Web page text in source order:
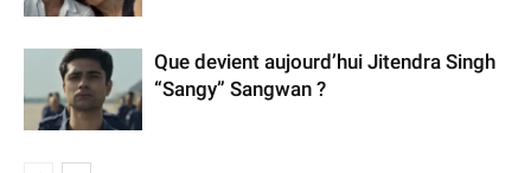
Que devient aujourd’hui Jitendra Singh
“Sangy” Sangwan ?